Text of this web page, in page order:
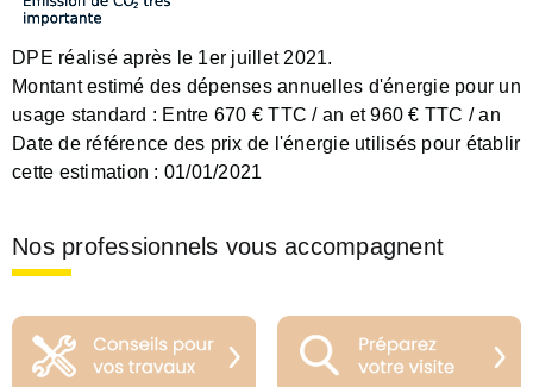
DPE réalisé après le 1er juillet 2021.
Montant estimé des dépenses annuelles d'énergie pour un
usage standard : Entre 670 € TTC / an et 960 € TTC / an
Date de référence des prix de l'énergie utilisés pour établir
cette estimation : 01/01/2021
Nos professionnels vous accompagnent